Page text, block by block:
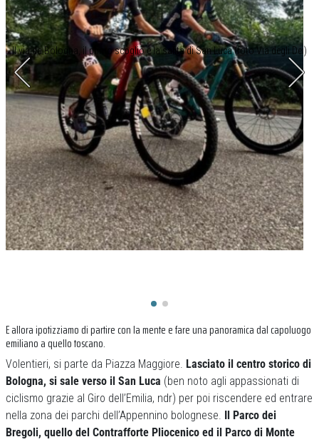
Il via da Bologna, il primo scoglio è la salita di San Luca (foto Via degli Dei)
E allora ipotizziamo di partire con la mente e fare una panoramica dal capoluogo
emiliano a quello toscano.
Volentieri, si parte da Piazza Maggiore. Lasciato il centro storico di
Bologna, si sale verso il San Luca (ben noto agli appassionati di
ciclismo grazie al Giro dell’Emilia, ndr) per poi riscendere ed entrare
nella zona dei parchi dell’Appennino bolognese.
Il Parco dei
Bregoli, quello del Contrafforte Pliocenico ed il Parco di Monte